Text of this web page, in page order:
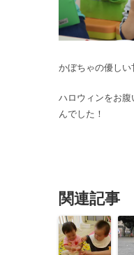
かぼちゃの優しい
ハロウィンをお腹
んでした！
関連記事